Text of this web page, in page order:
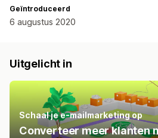
Geïntroduceerd
6 augustus 2020
Uitgelicht in
Schaal je e-mailmarketing op
Converteer meer klanten